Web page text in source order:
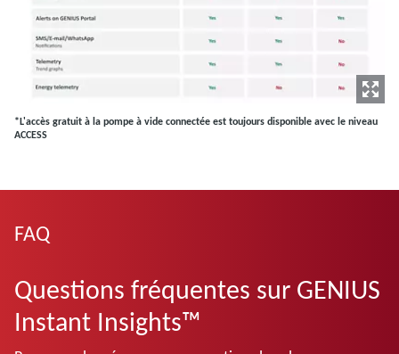
*L'accès gratuit à la pompe à vide connectée est toujours disponible avec le niveau
ACCESS
FAQ
Questions fréquentes sur GENIUS
Instant Insights™